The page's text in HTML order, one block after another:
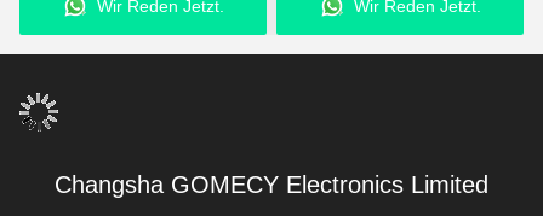
Aging Maschine China
Factory
Wir Reden Jetzt. Wir Reden Jetzt.
Changsha GOMECY Electronics Limited